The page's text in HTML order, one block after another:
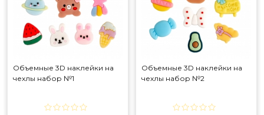
Объемные 3D наклейки на
чехлы набор №1
Объемные 3D наклейки на
чехлы набор №2